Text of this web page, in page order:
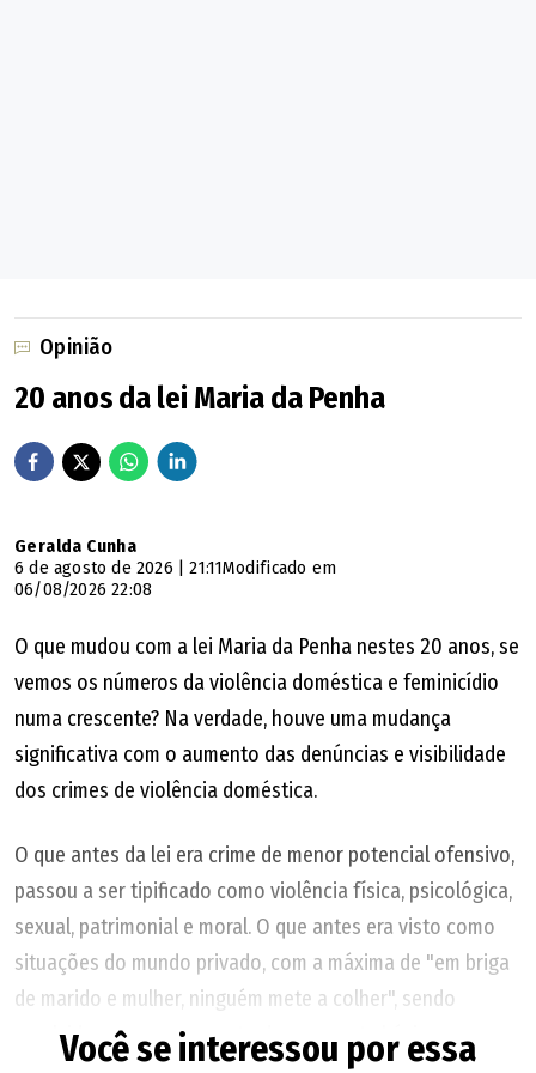
Opinião
20 anos da lei Maria da Penha
Geralda Cunha
6 de agosto de 2026 | 21:11Modificado em
06/08/2026 22:08
O que mudou com a lei Maria da Penha nestes 20 anos, se
vemos os números da violência doméstica e feminicídio
numa crescente? Na verdade, houve uma mudança
significativa com o aumento das denúncias e visibilidade
dos crimes de violência doméstica.
O que antes da lei era crime de menor potencial ofensivo,
passou a ser tipificado como violência física, psicológica,
sexual, patrimonial e moral. O que antes era visto como
situações do mundo privado, com a máxima de "em briga
de marido e mulher, ninguém mete a colher", sendo
resolvida com o pagamento de uma cesta básica, passou
Você se interessou por essa